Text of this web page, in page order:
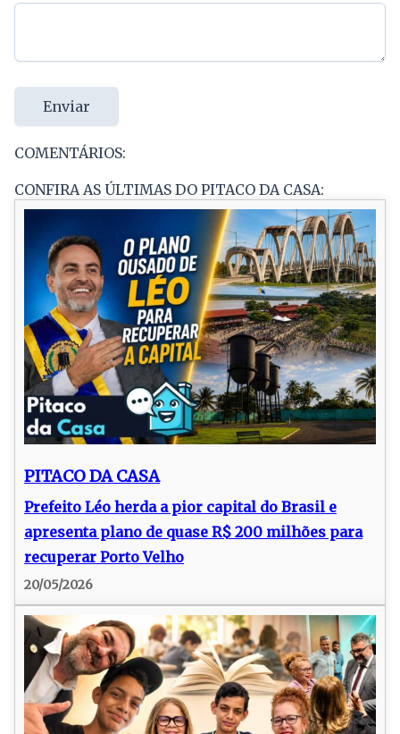
Enviar
COMENTÁRIOS:
CONFIRA AS ÚLTIMAS DO PITACO DA CASA:
PITACO DA CASA
Prefeito Léo herda a pior capital do Brasil e
apresenta plano de quase R$ 200 milhões para
recuperar Porto Velho
20/05/2026